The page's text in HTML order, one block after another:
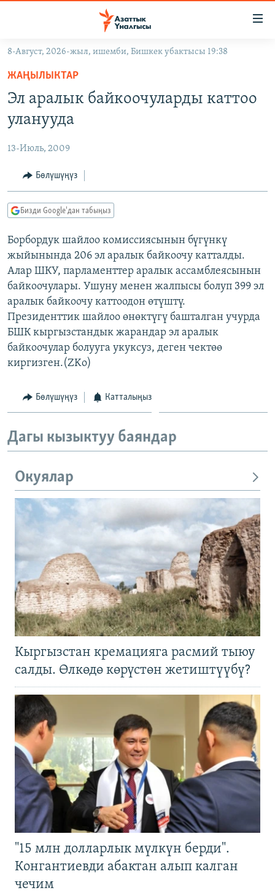
Навигацияга
өтүңүз
Издөөгө
салыңызКЫРГЫЗСТАН
ЭКОНОМИКА
МАДАНИЯТ
ДҮЙНӨ
БОРБОР АЗИЯ
УКРАИНА
АТАЙЫН ИЛИКТӨӨ
ТВ ПРОГРАММАЛАР
ЭКСПЕРТТЕР ТАЛДАЙТ
БИЗ ЖАНА ДҮЙНӨ
ДАНИСТЕ
ЭЖЕ-СИҢДИЛЕР
ЫҢГАЙСЫЗ СУРООЛОР
ӨЗГӨЧӨ ПИКИР
Русский
ОНЛАЙН ШЕРИНЕ
ЭЕ/АРнун бардык сайттары
8-Август, 2026-жыл, ишемби, Бишкек убактысы 19:38
ЖАҢЫЛЫКТАР
Эл аралык байкоочуларды каттоо
уланууда
13-Июль, 2009
Бөлүшүңүз
Бизди Google'дан табыңыз
Борбордук шайлоо комиссиясынын бүгүнкү
жыйынында 206 эл аралык байкоочу катталды.
Алар ШКУ, парламенттер аралык ассамблеясынын
байкоочулары. Ушуну менен жалпысы болуп 399 эл
аралык байкоочу каттоодон өтүштү.
Президенттик шайлоо өнөктүгү башталган учурда
БШК кыргызстандык жарандар эл аралык
байкоочулар болууга укуксуз, деген чектөө
киргизген.(ZKo)
Бөлүшүңүз Катталыңыз
Дагы кызыктуу баяндар
Окуялар
Кыргызстан кремацияга расмий тыюу
салды. Өлкөдө көрүстөн жетиштүүбү?
"15 млн долларлык мүлкүн берди".
Конгантиевди абактан алып калган
чечим